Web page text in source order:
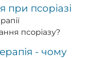
при псоріазі
псоріазу?
- чому